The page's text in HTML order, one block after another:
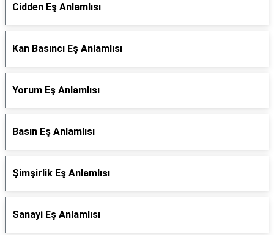
Cidden Eş Anlamlısı
Kan Basıncı Eş Anlamlısı
Yorum Eş Anlamlısı
Basın Eş Anlamlısı
Şimşirlik Eş Anlamlısı
Sanayi Eş Anlamlısı